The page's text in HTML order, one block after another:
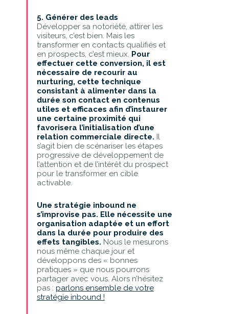
5. Générer des leads
Développer sa notoriété, attirer les
visiteurs, c’est bien. Mais les
transformer en contacts qualifiés et
en prospects, c’est mieux. Pour
effectuer cette conversion, il est
nécessaire de recourir au
nurturing, cette technique
consistant à alimenter dans la
durée son contact en contenus
utiles et efficaces afin d’instaurer
une certaine proximité qui
favorisera l’initialisation d’une
relation commerciale directe. Il
s’agit bien de scénariser les étapes
progressive de développement de
l’attention et de l’intérêt du prospect
pour le transformer en cible
activable.
Une stratégie inbound ne
s’improvise pas. Elle nécessite une
organisation adaptée et un effort
dans la durée pour produire des
effets tangibles. Nous le mesurons
nous même chaque jour et
développons des « bonnes
pratiques » que nous pourrons
partager avec vous. Alors n’hésitez
pas : parlons ensemble de votre
stratégie inbound !